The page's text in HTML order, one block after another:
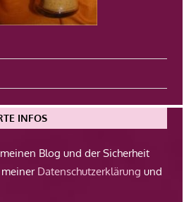
INFOS
Blog und der Sicherheit
Datenschutzerklärung und